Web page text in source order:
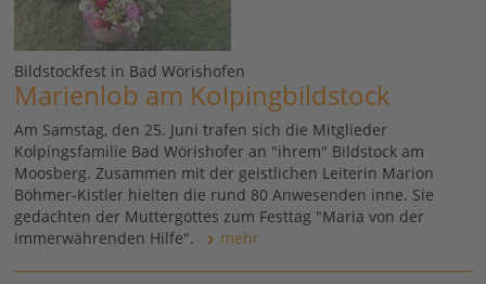
Bildstockfest in Bad Wörishofen
Marienlob am Kolpingbildstock
Am Samstag, den 25. Juni trafen sich die Mitglieder
Kolpingsfamilie Bad Wörishofer an "ihrem" Bildstock am
Moosberg. Zusammen mit der geistlichen Leiterin Marion
Böhmer-Kistler hielten die rund 80 Anwesenden inne. Sie
gedachten der Muttergottes zum Festtag "Maria von der
immerwährenden Hilfe".
mehr